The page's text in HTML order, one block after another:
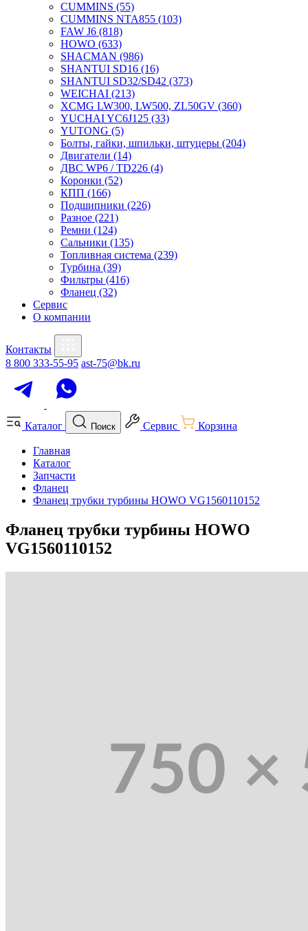
CUMMINS (55)
CUMMINS NTA855 (103)
FAW J6 (818)
HOWO (633)
SHACMAN (986)
SHANTUI SD16 (16)
SHANTUI SD32/SD42 (373)
WEICHAI (213)
XCMG LW300, LW500, ZL50GV (360)
YUCHAI YC6J125 (33)
YUTONG (5)
Болты, гайки, шпильки, штуцеры (204)
Двигатели (14)
ДВС WP6 / TD226 (4)
Коронки (52)
КПП (166)
Подшипники (226)
Разное (221)
Ремни (124)
Сальники (135)
Топливная система (239)
Турбина (39)
Фильтры (416)
Фланец (32)
Сервис
О компании
Контакты
8 800 333-55-95 ast-75@bk.ru
Каталог Поиск Сервис Корзина
Главная
Каталог
Запчасти
Фланец
Фланец трубки турбины HOWO VG1560110152
Фланец трубки турбины HOWO
VG1560110152